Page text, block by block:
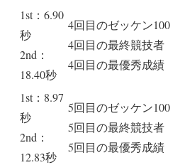
1st：6.90
秒
2nd：
18.40秒
4回目のゼッケン100
4回目の最終競技者
4回目の最優秀成績
1st：8.97
秒
2nd：
12.83秒
5回目のゼッケン100
5回目の最終競技者
5回目の最優秀成績